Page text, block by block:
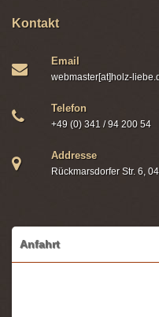
Kontakt
Email
webmaster[at]holz-
Telefon
+49 (0) 341 / 94 200 54
Addresse
Rückmarsdorfer Str. 6,
Anfahrt